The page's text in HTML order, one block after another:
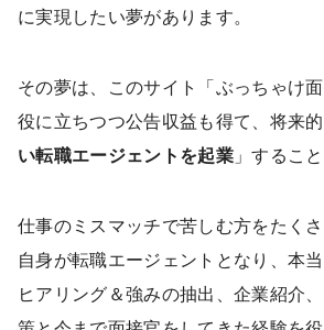
に実現したい夢があります。
その夢は、このサイト「ぶっちゃけ
役に立ちつつ公告収益も得て、将来
い転職エージェントを起業」すること
仕事のミスマッチで苦しむ方をたくさ
自身が転職エージェントとなり、本
ヒアリング＆強みの抽出、企業紹介